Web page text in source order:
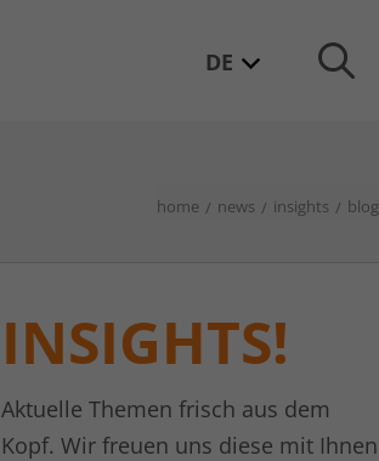
DE
home news insights blog
INSIGHTS!
Aktuelle Themen frisch aus dem
Kopf. Wir freuen uns diese mit Ihnen